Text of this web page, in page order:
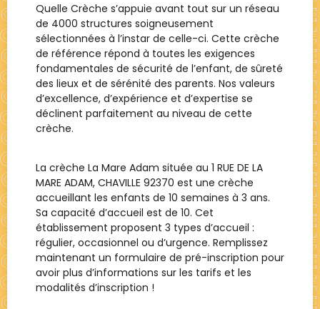
Quelle Crèche s’appuie avant tout sur un réseau
de 4000 structures soigneusement
sélectionnées à l’instar de celle-ci. Cette crèche
de référence répond à toutes les exigences
fondamentales de sécurité de l’enfant, de sûreté
des lieux et de sérénité des parents. Nos valeurs
d’excellence, d’expérience et d’expertise se
déclinent parfaitement au niveau de cette
crèche.
La crèche La Mare Adam située au 1 RUE DE LA
MARE ADAM, CHAVILLE 92370 est une crèche
accueillant les enfants de 10 semaines à 3 ans.
Sa capacité d’accueil est de 10. Cet
établissement proposent 3 types d’accueil :
régulier, occasionnel ou d’urgence. Remplissez
maintenant un formulaire de pré-inscription pour
avoir plus d’informations sur les tarifs et les
modalités d’inscription !